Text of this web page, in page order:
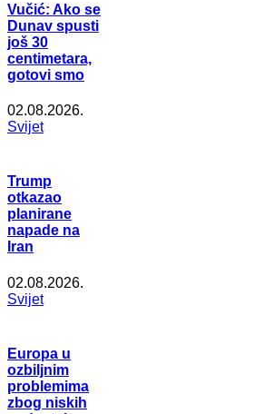
Vučić: Ako se
Dunav spusti
još 30
centimetara,
gotovi smo
02.08.2026.
Svijet
Trump
otkazao
planirane
napade na
Iran
02.08.2026.
Svijet
Europa u
ozbiljnim
problemima
zbog niskih